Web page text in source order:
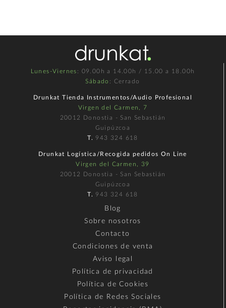
Lunes-Viernes : 09.00h a 14.00h / 15.00 a 18.00h
Sábado : Cerrado
Drunkat Tienda Instrumentos/Audio Profesional
Virgen del Carmen, 7
20012 Donostia - San Sebastián
Guipúzcoa
T. 943 324 618
Drunkat Logística/Recogida pedidos On Line
Virgen del Carmen, 39
20012 Donostia - San Sebastián
Guipúzcoa
T. 943 324 618
Blog
Sobre nosotros
Contacto
Condiciones de venta
Aviso legal
Política de privacidad
Política de Cookies
Política de Redes Sociales